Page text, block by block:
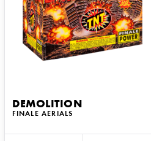
DEMOLITION
FINALE AERIALS